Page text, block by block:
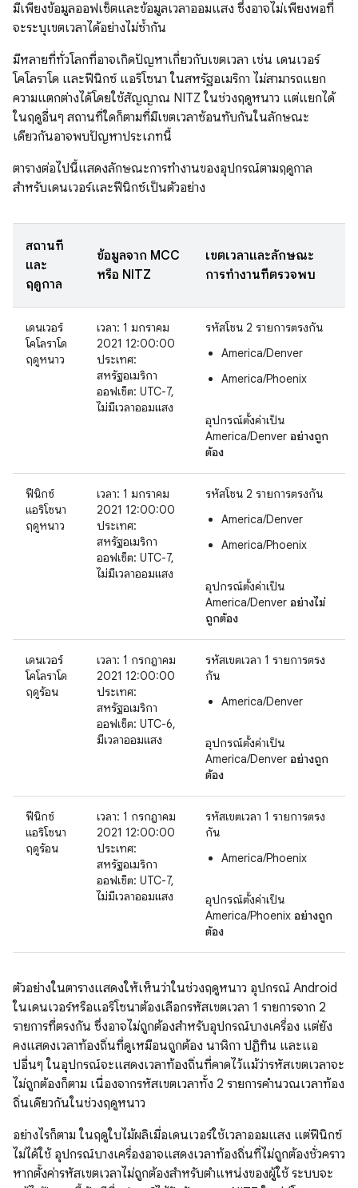
มีเพียงข้อมูลออฟเซ็ตและข้อมูลเวลาออมแสง ซึ่งอาจไม่เพียงพอที่
จะระบุเขตเวลาได้อย่างไม่ซ้ำกัน
มีหลายที่ทั่วโลกที่อาจเกิดปัญหาเกี่ยวกับเขตเวลา เช่น เดนเวอร์
โคโลราโด และฟีนิกซ์ แอริโซนา ในสหรัฐอเมริกา ไม่สามารถแยก
ความแตกต่างได้โดยใช้สัญญาณ NITZ ในช่วงฤดูหนาว แต่แยกได้
ในฤดูอื่นๆ สถานที่ใดก็ตามที่มีเขตเวลาซ้อนทับกันในลักษณะ
เดียวกันอาจพบปัญหาประเภทนี้
ตารางต่อไปนี้แสดงลักษณะการทำงานของอุปกรณ์ตามฤดูกาล
สำหรับเดนเวอร์และฟีนิกซ์เป็นตัวอย่าง
สถานที่
และ
ฤดูกาล
ข้อมูลจาก MCC
หรือ NITZ
เขตเวลาและลักษณะ
การทำงานที่ตรวจพบ
เดนเวอร์
โคโลราโด
ฤดูหนาว
เวลา: 1 มกราคม
2021 12:00:00
ประเทศ:
สหรัฐอเมริกา
ออฟเซ็ต: UTC-7,
ไม่มีเวลาออมแสง
รหัสโซน 2 รายการตรงกัน
America/Denver
America/Phoenix
อุปกรณ์ตั้งค่าเป็น
America/Denver อย่างถูก
ต้อง
ฟีนิกซ์
แอริโซนา
ฤดูหนาว
เวลา: 1 มกราคม
2021 12:00:00
ประเทศ:
สหรัฐอเมริกา
ออฟเซ็ต: UTC-7,
ไม่มีเวลาออมแสง
รหัสโซน 2 รายการตรงกัน
America/Denver
America/Phoenix
อุปกรณ์ตั้งค่าเป็น
America/Denver อย่างไม่
ถูกต้อง
เดนเวอร์
โคโลราโด
ฤดูร้อน
เวลา: 1 กรกฎาคม
2021 12:00:00
ประเทศ:
สหรัฐอเมริกา
ออฟเซ็ต: UTC-6,
มีเวลาออมแสง
รหัสเขตเวลา 1 รายการตรง
กัน
America/Denver
อุปกรณ์ตั้งค่าเป็น
America/Denver อย่างถูก
ต้อง
ฟีนิกซ์
แอริโซนา
ฤดูร้อน
เวลา: 1 กรกฎาคม
2021 12:00:00
ประเทศ:
สหรัฐอเมริกา
ออฟเซ็ต: UTC-7,
ไม่มีเวลาออมแสง
รหัสเขตเวลา 1 รายการตรง
กัน
America/Phoenix
อุปกรณ์ตั้งค่าเป็น
America/Phoenix อย่างถูก
ต้อง
ตัวอย่างในตารางแสดงให้เห็นว่าในช่วงฤดูหนาว อุปกรณ์ Android
ในเดนเวอร์หรือแอริโซนาต้องเลือกรหัสเขตเวลา 1 รายการจาก 2
รายการที่ตรงกัน ซึ่งอาจไม่ถูกต้องสำหรับอุปกรณ์บางเครื่อง แต่ยัง
คงแสดงเวลาท้องถิ่นที่ดูเหมือนถูกต้อง นาฬิกา ปฏิทิน และแอ
ปอื่นๆ ในอุปกรณ์จะแสดงเวลาท้องถิ่นที่คาดไว้แม้ว่ารหัสเขตเวลาจะ
ไม่ถูกต้องก็ตาม เนื่องจากรหัสเขตเวลาทั้ง 2 รายการคำนวณเวลาท้อง
ถิ่นเดียวกันในช่วงฤดูหนาว
อย่างไรก็ตาม ในฤดูใบไม้ผลิเมื่อเดนเวอร์ใช้เวลาออมแสง แต่ฟีนิกซ์
ไม่ได้ใช้ อุปกรณ์บางเครื่องอาจแสดงเวลาท้องถิ่นที่ไม่ถูกต้องชั่วคราว
หากตั้งค่ารหัสเขตเวลาไม่ถูกต้องสำหรับตำแหน่งของผู้ใช้ ระบบจะ